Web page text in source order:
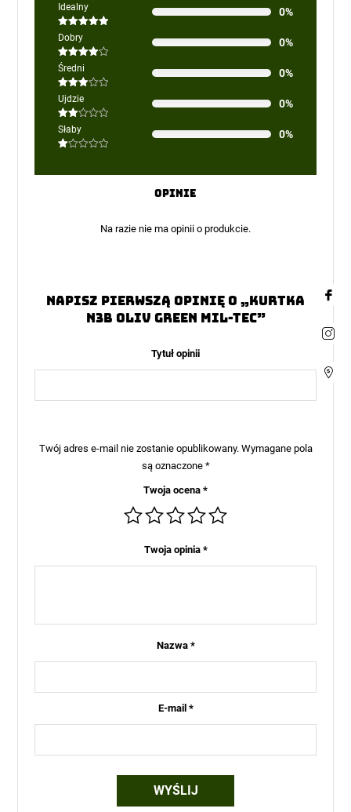
Idealny
Oceniono
na 5
0%
Dobry
Oceniono
4na 5
0%
Średni
Oceniono
3na 5
0%
Ujdzie
Oceniono
2na
5
0%
Słaby
na
0%
Opinie
Na razie nie ma opinii o produkcie.
Napisz pierwszą opinię o „Kurtka
N3B Oliv Green MIL-TEC”
Tytuł opinii
Twój adres e-mail nie zostanie opublikowany. Wymagane pola
są oznaczone *
Twoja ocena *
Twoja opinia *
Nazwa *
E-mail *